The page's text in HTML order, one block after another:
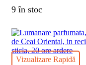
9 în stoc
Vizualizare Rapidă